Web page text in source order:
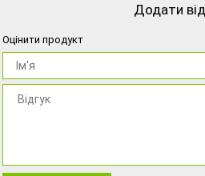
Додати
Оцінити продукт